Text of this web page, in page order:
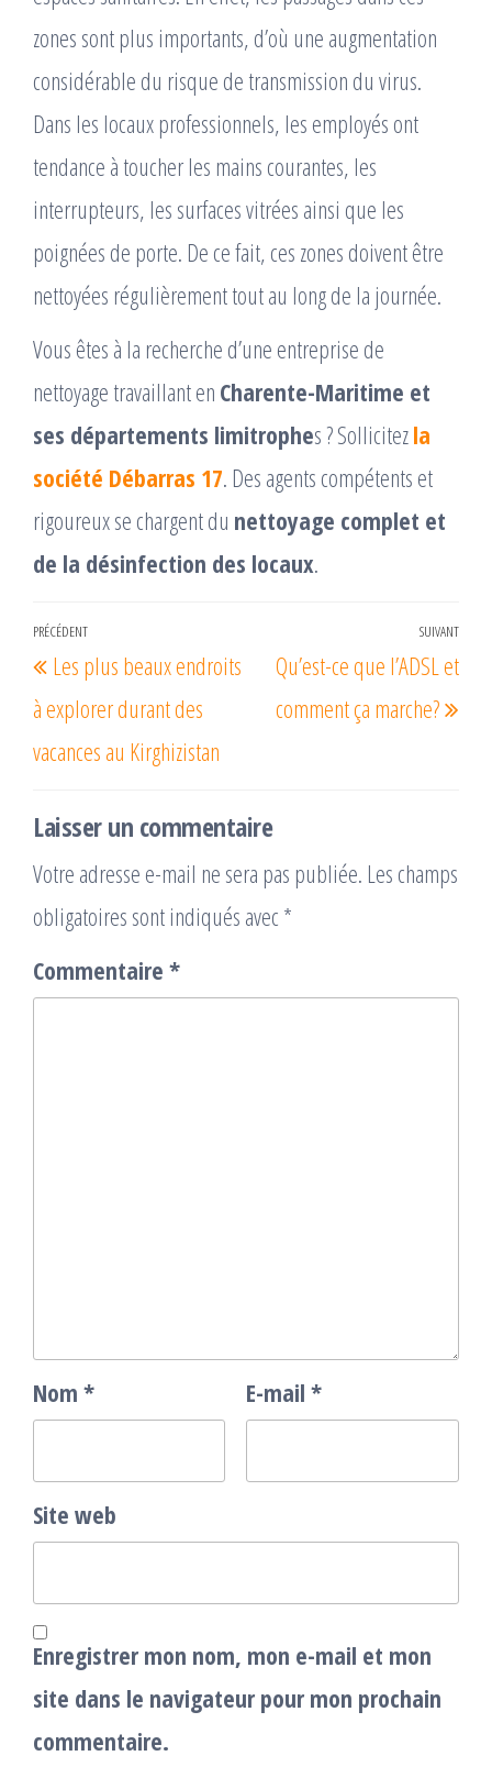
zones sont plus importants, d’où une augmentation
considérable du risque de transmission du virus.
Dans les locaux professionnels, les employés ont
tendance à toucher les mains courantes, les
interrupteurs, les surfaces vitrées ainsi que les
poignées de porte. De ce fait, ces zones doivent être
nettoyées régulièrement tout au long de la journée.
Vous êtes à la recherche d’une entreprise de
nettoyage travaillant en Charente-Maritime et
ses départements limitrophes ? Sollicitezla
société Débarras 17. Des agents compétents et
rigoureux se chargent du nettoyage complet et
de la désinfection des locaux.
Navigation
de
l’article
Article
précédent
PRÉCÉDENT
Les plus beaux endroits
à explorer durant des
vacances au Kirghizistan
SUIVANT
Qu’est-ce que l’ADSL et
comment ça marche?
Laisser un commentaire
Votre adresse e-mail ne sera pas publiée. Les champs
obligatoires sont indiqués avec *
Commentaire *
Nom * E-mail *
Site web
Enregistrer mon nom, mon e-mail et mon
site dans le navigateur pour mon prochain
commentaire.